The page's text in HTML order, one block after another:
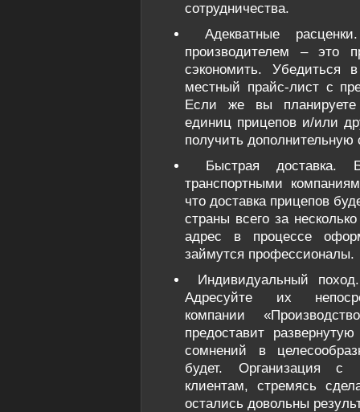
сотрудничества.
Адекватные
производителем – это
сэкономить. Убедиться
местный прайс-лист с
Если же вы планируете
единиц прицепов и/или
получить дополнительную
Быстрая доставка.
транспортными
что доставка прицепов
страны всего за
адрес в процессе
займутся профессионалы.
Индивидуальный
Адресуйте их
компании
предоставит
сомнений в
будет. Организация с
клиентам, стремясь
остались довольны